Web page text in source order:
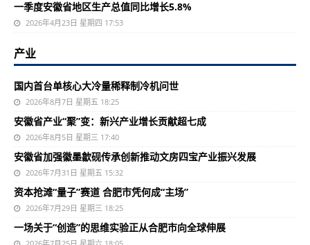
一季度安徽省地区生产总值同比增长5.8%
2026年4月23日 星期四 17:53
产业
国内首台单核心大冷量稀释制冷机问世
2026年8月7日 星期五 18:25
安徽省产业“聚”变：新兴产业增长贡献超七成
2026年8月5日 星期三 17:40
安徽省加强徽墨歙砚传承创新推动文房四宝产业振兴发展
2026年7月31日 星期五 15:32
资本抢滩“量子”赛道 合肥市凭何成“主场”
2026年7月29日 星期三 18:25
一场关于“创造”的思维实验正从合肥市向全球伸展